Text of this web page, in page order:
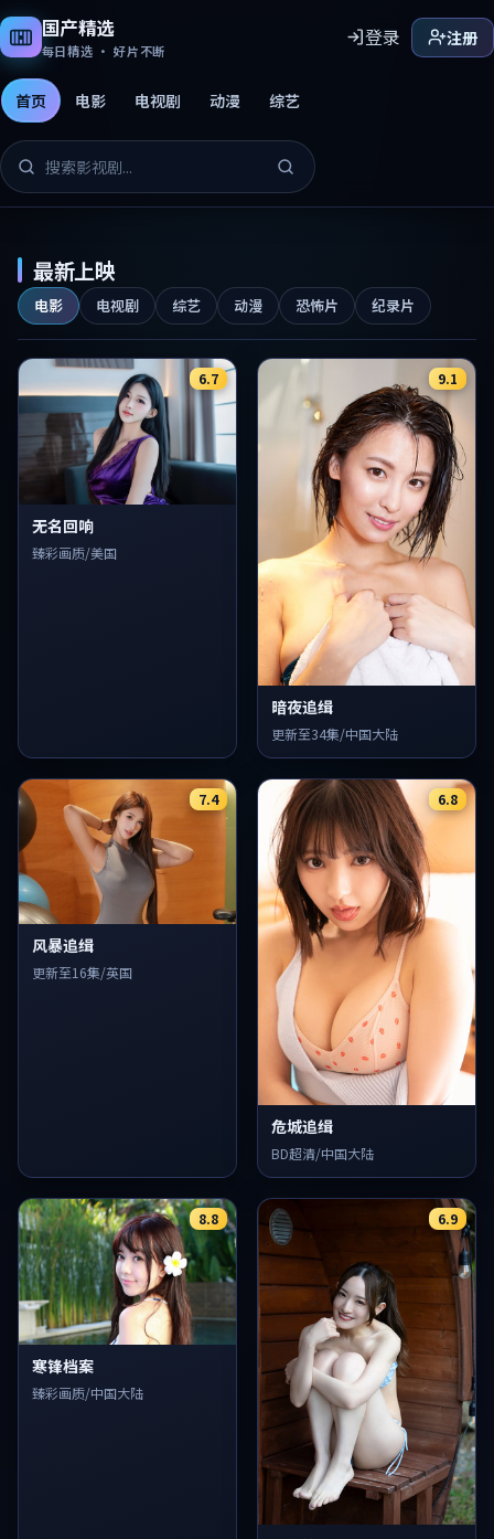
国产精选
每日精选 · 好片不断
首页 电影 电视剧 动漫 综艺
登录 注册
国产精选免费影片
最新上映
电影 电视剧 综艺 动漫 恐怖片 纪录片
6.7
无名回响
臻彩画质/美国
9.1
暗夜追缉
更新至34集/中国大陆
7.4
风暴追缉
更新至16集/英国
6.8
危城追缉
BD超清/中国大陆
8.8
寒锋档案
臻彩画质/中国大陆
6.9